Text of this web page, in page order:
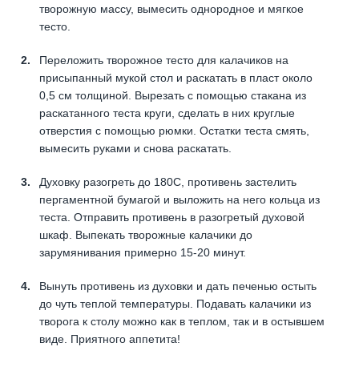
творожную массу, вымесить однородное и мягкое
тесто.
Переложить творожное тесто для калачиков на
присыпанный мукой стол и раскатать в пласт около
0,5 см толщиной. Вырезать с помощью стакана из
раскатанного теста круги, сделать в них круглые
отверстия с помощью рюмки. Остатки теста смять,
вымесить руками и снова раскатать.
Духовку разогреть до 180С, противень застелить
пергаментной бумагой и выложить на него кольца из
теста. Отправить противень в разогретый духовой
шкаф. Выпекать творожные калачики до
зарумянивания примерно 15-20 минут.
Вынуть противень из духовки и дать печенью остыть
до чуть теплой температуры. Подавать калачики из
творога к столу можно как в теплом, так и в остывшем
виде. Приятного аппетита!